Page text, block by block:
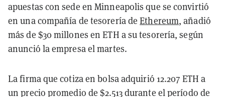
apuestas con sede en Minneapolis que se convirtió
en una compañía de tesorería deEthereum, añadió
más de $30 millones en ETH a su tesorería, según
anunció la empresa el martes.
La firma que cotiza en bolsa adquirió 12.207 ETH a
un precio promedio de $2.513 durante el período de